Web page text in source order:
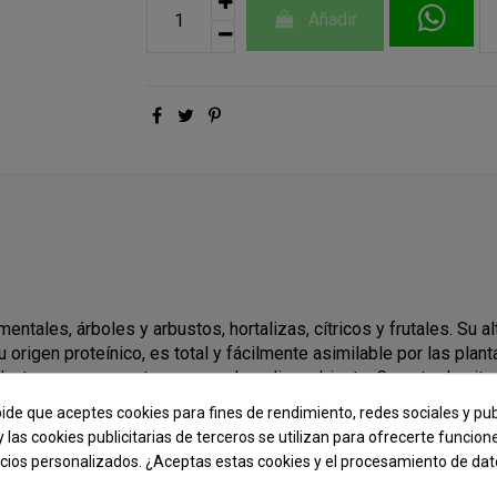
Añadir
árboles y arbustos, hortalizas, cítricos y frutales. Su
origen proteínico, es total y fácilmente asimilable por las
sano y respetuoso con el medio ambiente. Carente de
2 inicio de floración.
que mejora la estructura del suelo, potencia la
que aceptes cookies para fines de rendimiento, redes sociales y
las cookies publicitarias de terceros se utilizan para ofrecerte
personalizados. ¿Aceptas estas cookies y el procesamiento de